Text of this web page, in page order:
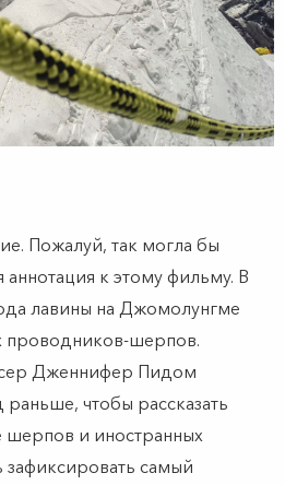
Пожалуй, так могла бы
аннотация к этому фильму. В
лавины на Джомолунгме
проводников-шерпов.
Дженнифер Пидом
чтобы рассказать
и иностранных
зафиксировать самый